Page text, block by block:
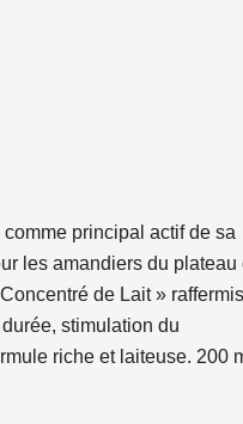
comme principal actif de sa
les amandiers du plateau
de Lait »
stimulation du
riche et laiteuse. 200